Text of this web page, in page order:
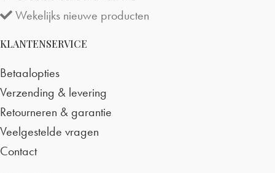
Wekelijks nieuwe producten
KLANTENSERVICE
Betaalopties
Verzending & levering
Retourneren & garantie
Veelgestelde vragen
Contact